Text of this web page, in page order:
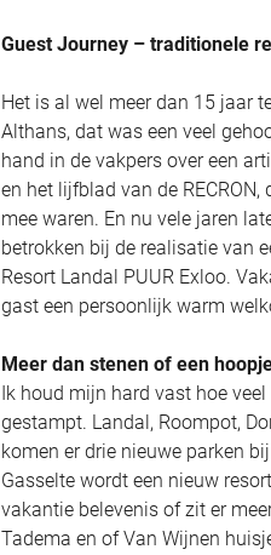
Guest Journey – traditionele
Het is al wel meer dan 15 jaar
Althans, dat was een veel
hand in de vakpers over een
en het lijfblad van de
mee waren. En nu vele jaren
betrokken bij de realisatie van
Resort Landal PUUR Exloo.
gast een persoonlijk warm
Meer dan stenen of een
Ik houd mijn hard vast hoe
gestampt. Landal, Roompot,
komen er drie nieuwe parken
Gasselte wordt een nieuw
vakantie belevenis of zit er
Tadema en of Van Wijnen